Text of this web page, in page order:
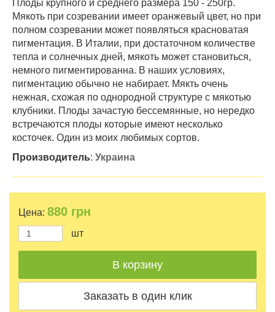
Плоды крупного и среднего размера 150 - 250гр.
Мякоть при созревании имеет оранжевый цвет, но при
полном созревании может появляться красноватая
пигментация. В Италии, при достаточном количестве
тепла и солнечных дней, мякоть может становиться,
немного пигментированна. В наших условиях,
пигментацию обычно не набирает. Мякть очень
нежная, схожая по однородной структуре с мякотью
клубники. Плоды зачастую бессемянные, но нередко
встречаются плоды которые имеют несколько
косточек. Один из моих любимых сортов.
Производитель: Украина
Цена: 880 грн
шт